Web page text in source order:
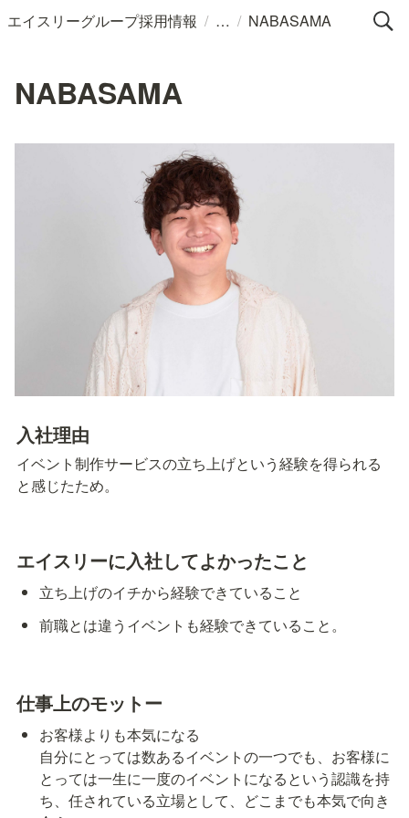
エイスリーグループ採用情報 / / NABASAMA
NABASAMA
入社理由
イベント制作サービスの立ち上げという経験を得られる
と感じたため。
エイスリーに入社してよかったこと
立ち上げのイチから経験できていること
前職とは違うイベントも経験できていること。
仕事上のモットー
お客様よりも本気になる
自分にとっては数あるイベントの一つでも、お客様に
とっては一生に一度のイベントになるという認識を持
ち、任されている立場として、どこまでも本気で向き